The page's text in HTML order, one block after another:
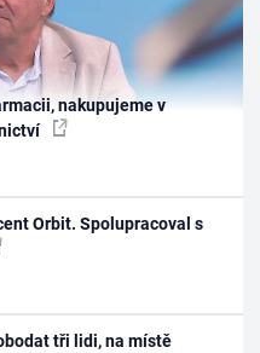
nakupujeme v
Orbit. Spolupracoval s
tři lidi, na místě